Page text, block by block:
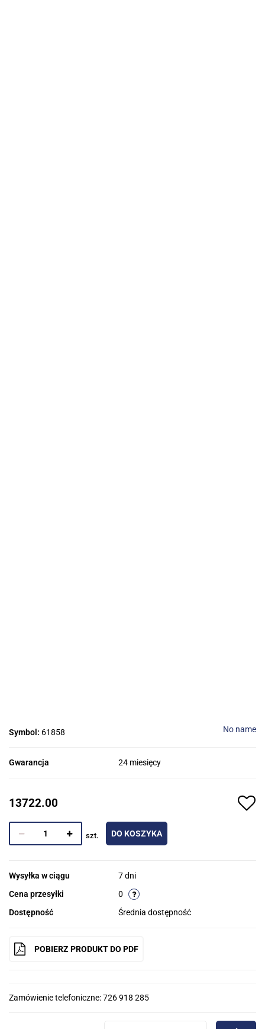
Symbol: 61858 No name
Gwarancja 24 miesięcy
13722.00
szt. DO KOSZYKA
Wysyłka w ciągu
7 dni
Cena przesyłki
0
Dostępność
Średnia dostępność
POBIERZ PRODUKT DO PDF
Zamówienie telefoniczne: 726 918 285